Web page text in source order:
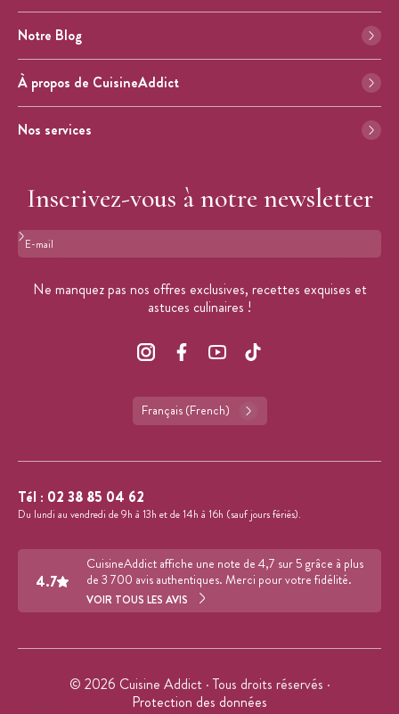
Notre Blog
À propos de CuisineAddict
Nos services
Inscrivez-vous à notre newsletter
Format : adresse@email.com
Ne manquez pas nos offres exclusives, recettes exquises et
astuces culinaires !
Français (French)
Tél : 02 38 85 04 62
Du lundi au vendredi de 9h à 13h et de 14h à 16h (sauf jours fériés).
4.7
CuisineAddict affiche une note de 4,7 sur 5 grâce à plus
de 3 700 avis authentiques. Merci pour votre fidélité.
VOIR TOUS LES AVIS
© 2026 Cuisine Addict · Tous droits réservés ·
Protection des données